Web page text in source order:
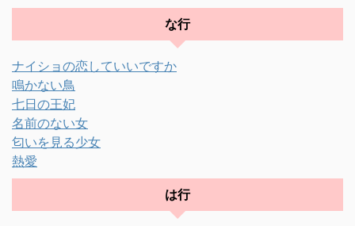
な行
ナイショの恋していいですか
鳴かない鳥
七日の王妃
名前のない女
匂いを見る少女
熱愛
は行